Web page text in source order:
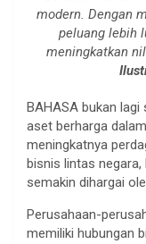
modern. Dengan
peluang lebih
meningkatkan
BAHASA bukan
aset berharga
meningkatnya
bisnis lintas
semakin dihargai
Perusahaan-
memiliki hubungan